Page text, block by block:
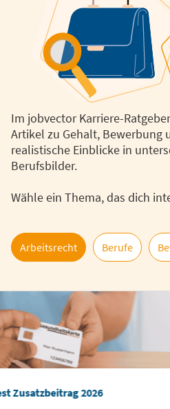
Im jobvector Karriere-
Artikel zu Gehalt, Bewerbung
realistische Einblicke in
Berufsbilder.
Wähle ein Thema, das dich
Arbeitsrecht Berufe
Zusatzbeitrag 2026